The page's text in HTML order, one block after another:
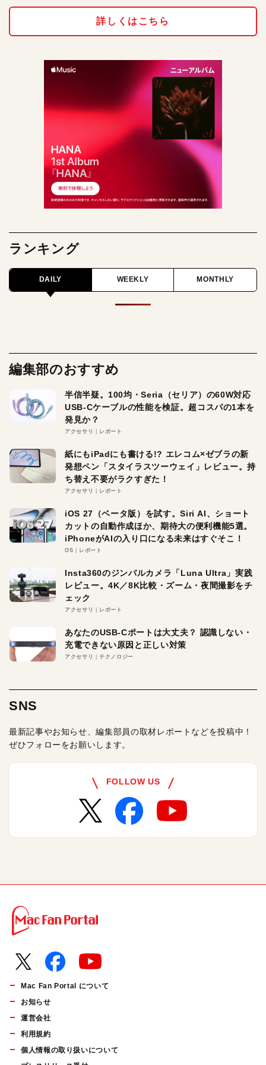
詳しくはこちら
ランキング
DAILY WEEKLY MONTHLY
編集部のおすすめ
半信半疑。100均・Seria（セリア）の60W対応
USB-Cケーブルの性能を検証。超コスパの1本を
発見か？
アクセサリ レポート
紙にもiPadにも書ける!? エレコム×ゼブラの新
発想ペン「スタイラスツーウェイ」レビュー。持
ち替え不要がラクすぎた！
アクセサリ レポート
iOS 27（ベータ版）を試す。Siri AI、ショート
カットの自動作成ほか、期待大の便利機能5選。
iPhoneがAIの入り口になる未来はすぐそこ！
OS レポート
Insta360のジンバルカメラ「Luna Ultra」実践
レビュー。4K／8K比較・ズーム・夜間撮影をチ
ェック
アクセサリ レポート
あなたのUSB-Cポートは大丈夫？ 認識しない・
充電できない原因と正しい対策
アクセサリ テクノロジー
SNS
最新記事やお知らせ、編集部員の取材レポートなどを投稿中！
ぜひフォローをお願いします。
FOLLOW US
Mac Fan Portal について
お知らせ
運営会社
利用規約
個人情報の取り扱いについて